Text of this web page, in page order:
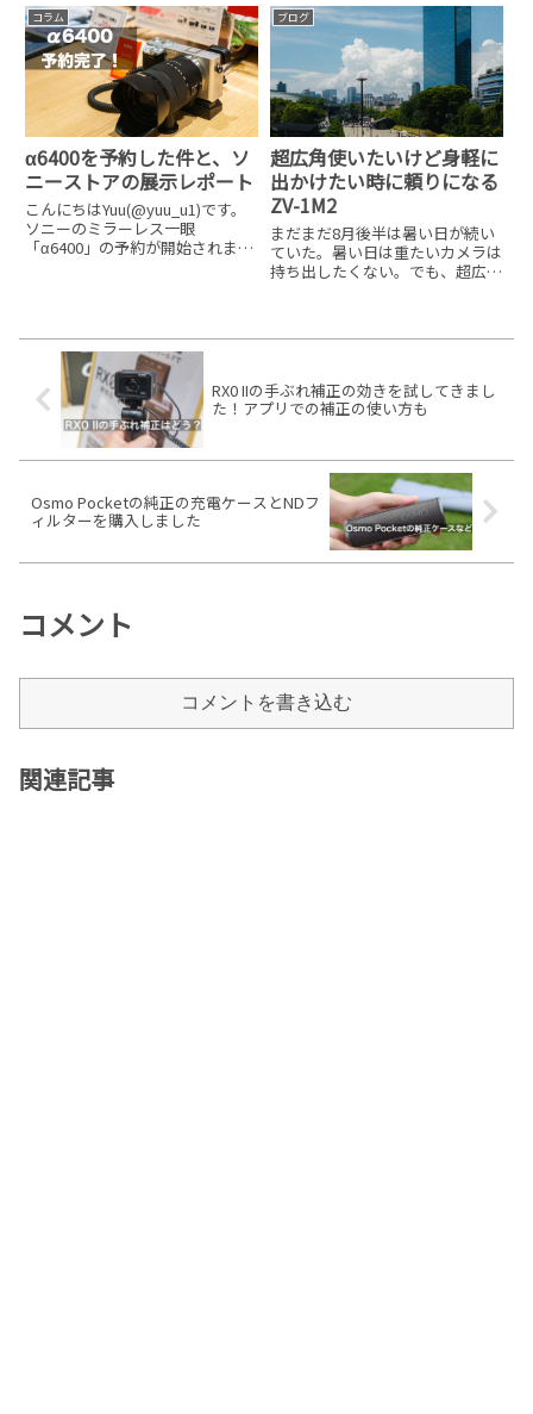
は神戸のメリケンパークです。ド
ローンショーの内容ドローンナイ
トショーの全編です。YouTubeに
限
使うとGRIIIから出てくる絵はかな
り気に入っています。と言って
も、少し前まではJPEGベース(ポ
ジフィルム調)で
コラム
α6400を予約した件と、ソ
ニーストアの展示レポート
こんにちはYuu(@yuu_u1)です。
ソニーのミラーレス一眼
「α6400」の予約が開始されまし
始されましたので簡
ブログ
超広角使いたいけど身軽に
出かけたい時に頼りになる
ZV-1M2
まだまだ8月後半は暑い日が続い
ていた。暑い日は重たいカメラは
持ち出したくない。でも、超広角
RX0 IIの手ぶれ補正の効きを試してきまし
た！アプリでの補正の使い方も
Osmo Pocketの純正の充電ケースとNDフ
ィルターを購入しました
コメント
コメントを書き込む
関連記事